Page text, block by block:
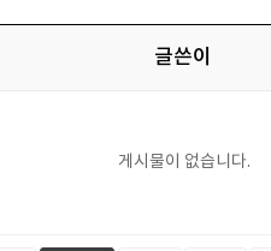
글쓴이
게시물이 없습니다.